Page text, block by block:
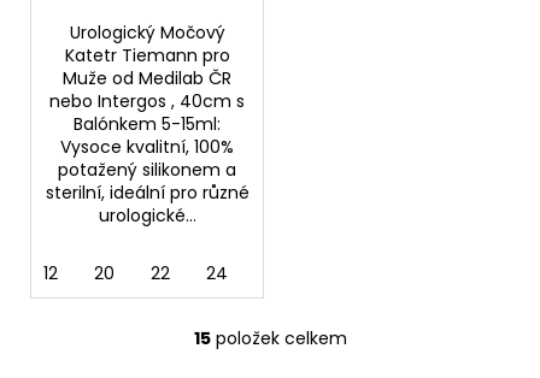
Urologický Močový
Katetr Tiemann pro
Muže od Medilab ČR
nebo Intergos , 40cm s
Balónkem 5-15ml:
Vysoce kvalitní, 100%
potažený silikonem a
sterilní, ideální pro různé
urologické...
12 20 22 24
O
15položek celkem